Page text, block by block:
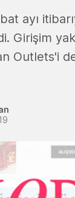
ayı
Girişim
Outlets'i de